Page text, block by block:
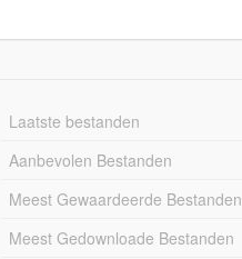
Laatste bestanden
Aanbevolen Bestanden
Meest Gewaardeerde Bestanden
Meest Gedownloade Bestanden